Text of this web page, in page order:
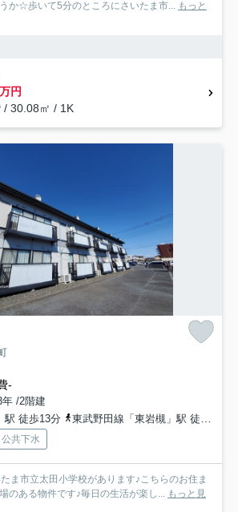
か☆歩いて5分のところにさいたま市...
もっと
円
/ 30.08㎡ / 1K
-
/2階建
駅 徒歩13分
東武野田線「東岩槻」駅 徒歩44分
公共下水
ま市立太田小学校があります♪こちらのお住ま
のある物件です♪毎日の生活が楽し...
もっと見